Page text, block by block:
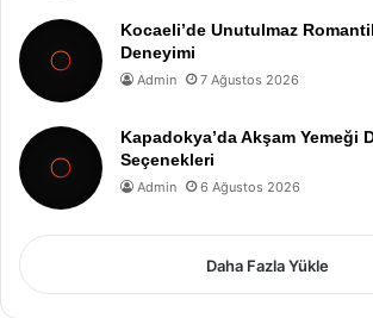
Kocaeli’de Unutulmaz
Deneyimi
Admin 7 Ağustos 2026
Kapadokya’da Akşam Yemeği
Seçenekleri
Admin 6 Ağustos 2026
Daha Fazla Yükle